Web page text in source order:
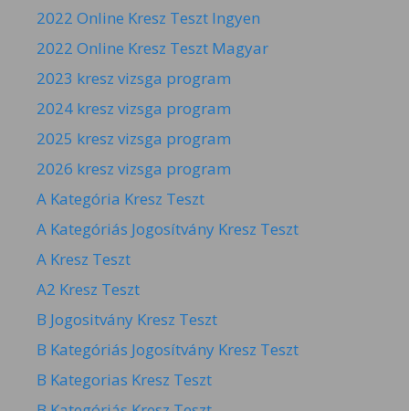
2022 Online Kresz Teszt Ingyen
2022 Online Kresz Teszt Magyar
2023 kresz vizsga program
2024 kresz vizsga program
2025 kresz vizsga program
2026 kresz vizsga program
A Kategória Kresz Teszt
A Kategóriás Jogosítvány Kresz Teszt
A Kresz Teszt
A2 Kresz Teszt
B Jogositvány Kresz Teszt
B Kategóriás Jogosítvány Kresz Teszt
B Kategorias Kresz Teszt